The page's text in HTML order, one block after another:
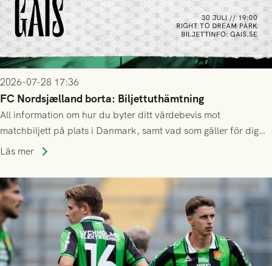
2026-07-28 17:36
FC Nordsjælland borta: Biljettuthämtning
All information om hur du byter ditt värdebevis mot
matchbiljett på plats i Danmark, samt vad som gäller för dig
som står på reservlista eller fått förhinder.
Läs mer